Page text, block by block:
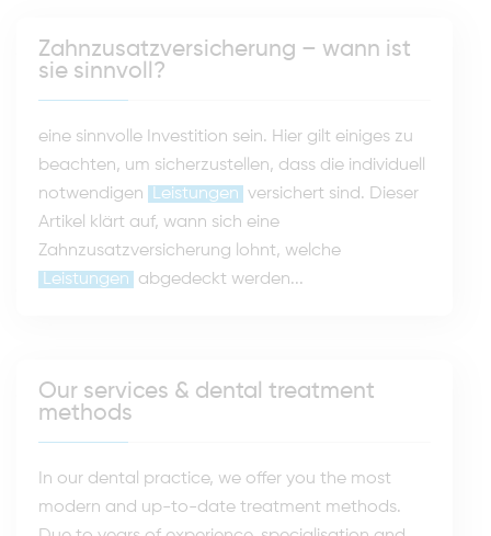
Zahnzusatzversicherung – wann ist
sie sinnvoll?
eine sinnvolle Investition sein. Hier gilt einiges zu
beachten, um sicherzustellen, dass die individuell
notwendigen
Leistungen versichert sind. Dieser
Artikel klärt auf, wann sich eine
Zahnzusatzversicherung lohnt, welche
Leistungen
abgedeckt werden...
Our services & dental treatment
methods
In our dental practice, we offer you the most
modern and up-to-date treatment methods.